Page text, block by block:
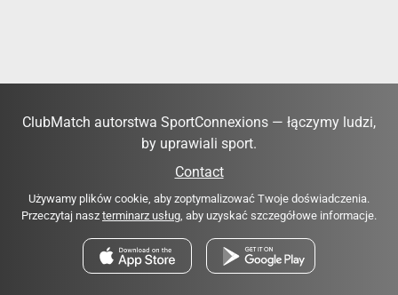
ClubMatch autorstwa SportConnexions — łączymy ludzi,
by uprawiali sport.
Contact
Używamy plików cookie, aby zoptymalizować Twoje doświadczenia.
Przeczytaj nasz terminarz usług, aby uzyskać szczegółowe informacje.